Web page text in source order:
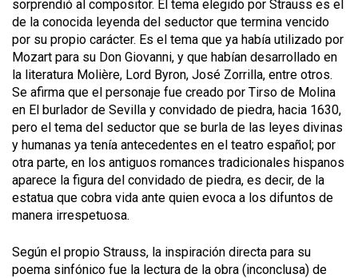
sorprendió al compositor. El tema elegido por Strauss es el
de la conocida leyenda del seductor que termina vencido
por su propio carácter. Es el tema que ya había utilizado por
Mozart para su Don Giovanni, y que habían desarrollado en
la literatura Molière, Lord Byron, José Zorrilla, entre otros.
Se afirma que el personaje fue creado por Tirso de Molina
en El burlador de Sevilla y convidado de piedra, hacia 1630,
pero el tema del seductor que se burla de las leyes divinas
y humanas ya tenía antecedentes en el teatro español; por
otra parte, en los antiguos romances tradicionales hispanos
aparece la figura del convidado de piedra, es decir, de la
estatua que cobra vida ante quien evoca a los difuntos de
manera irrespetuosa.
Según el propio Strauss, la inspiración directa para su
poema sinfónico fue la lectura de la obra (inconclusa) de